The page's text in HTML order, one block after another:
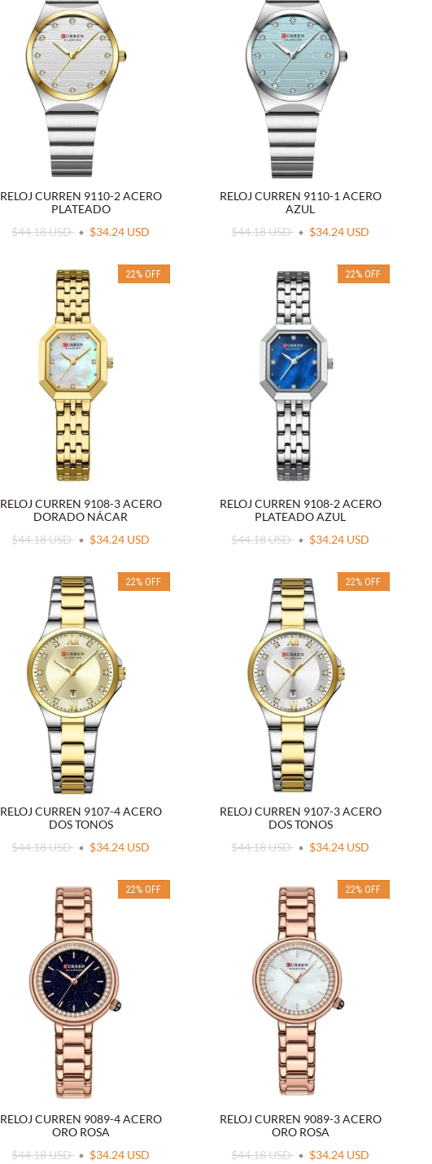
RELOJ CURREN 9110-2 ACERO
PLATEADO
$44.18 USD
$34.24 USD
RELOJ CURREN 9110-1 ACERO
AZUL
$44.18 USD
$34.24 USD
22% OFF
RELOJ CURREN 9108-3 ACERO
DORADO NÁCAR
$44.18 USD
$34.24 USD
22% OFF
RELOJ CURREN 9108-2 ACERO
PLATEADO AZUL
$44.18 USD
$34.24 USD
22% OFF
RELOJ CURREN 9107-4 ACERO
DOS TONOS
$44.18 USD
$34.24 USD
22% OFF
RELOJ CURREN 9107-3 ACERO
DOS TONOS
$44.18 USD
$34.24 USD
22% OFF
RELOJ CURREN 9089-4 ACERO
ORO ROSA
$44.18 USD
$34.24 USD
22% OFF
RELOJ CURREN 9089-3 ACERO
ORO ROSA
$44.18 USD
$34.24 USD